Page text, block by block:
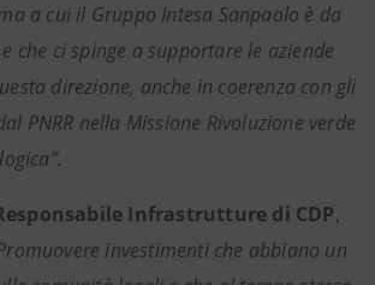
a cui il Gruppo Intesa Sanpaolo è da
che ci spinge a supportare le aziende
direzione, anche in coerenza con gli
PNRR nella Missione Rivoluzione verde
Infrastrutture di CDP,
investimenti che abbiano un